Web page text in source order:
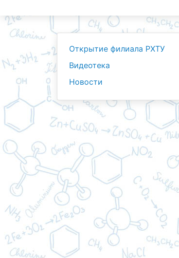
Открытие филиала РХТУ
Видеотека
Новости